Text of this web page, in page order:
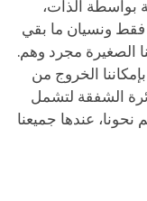
بواسطة الذات،
فقط ونسيان ما بقي
الصغيرة مجرد وهم.
الخروج من
الشفقة لتشمل
نحونا، عندها جميعنا